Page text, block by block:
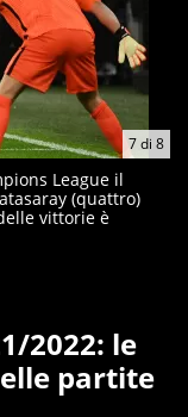
7di 8
League il
(quattro)
vittorie è
2022: le
partite